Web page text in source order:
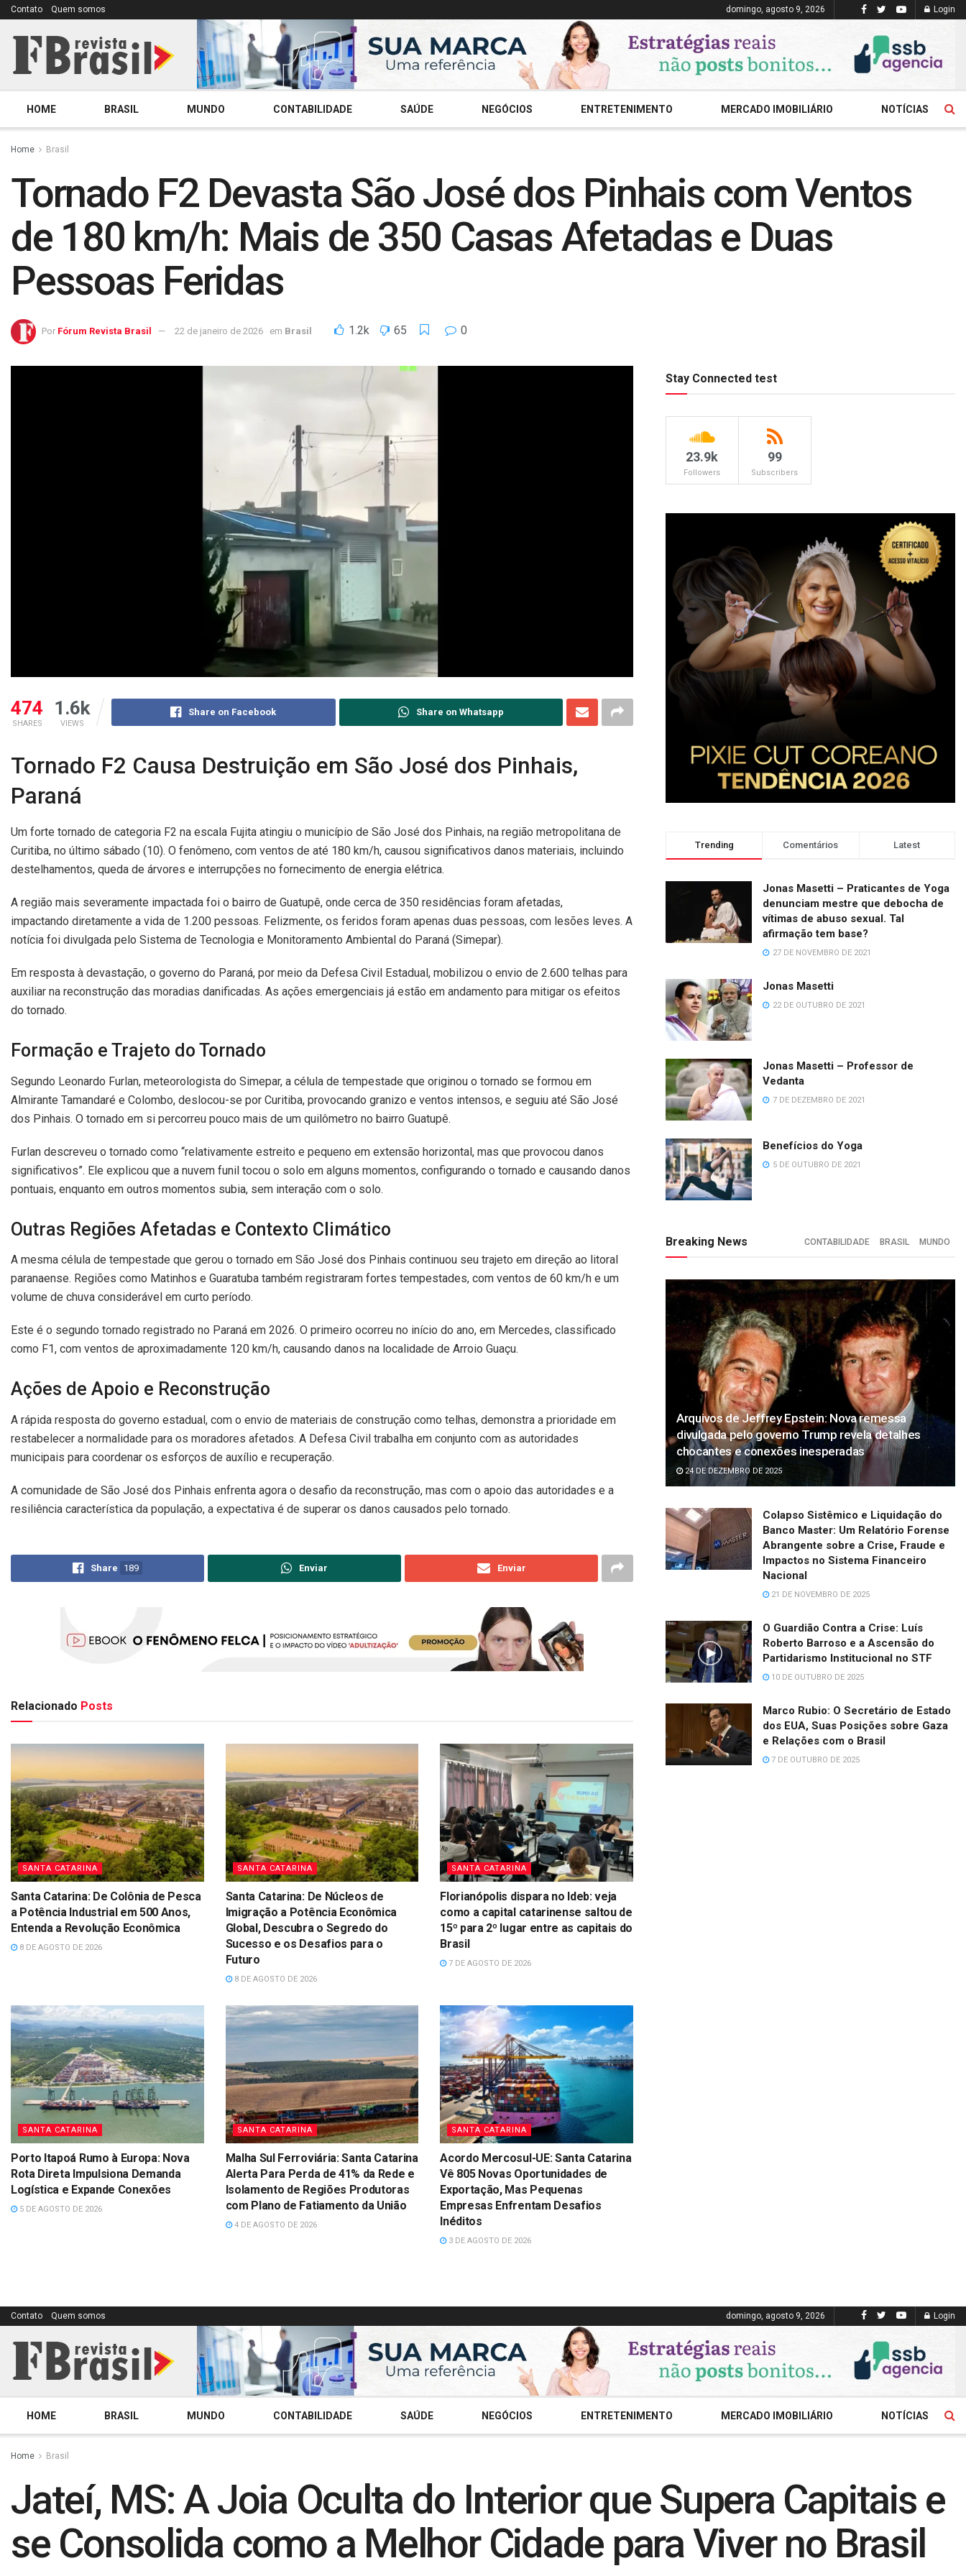
Contato Quem somos domingo, agosto 9, 2026 Login
HOME BRASIL MUNDO CONTABILIDADE SAÚDE NEGÓCIOS ENTRETENIMENTO MERCADO IMOBILIÁRIO NOTÍCIAS
Home Brasil
Tornado F2 Devasta São José dos Pinhais com Ventos
de 180 km/h: Mais de 350 Casas Afetadas e Duas
Pessoas Feridas
Por Fórum Revista Brasil 22 de janeiro de 2026 em Brasil 1.2k 65 0
474
SHARES
1.6k
VIEWS
Share on Facebook Share on Whatsapp
Tornado F2 Causa Destruição em São José dos Pinhais,
Paraná
Um forte tornado de categoria F2 na escala Fujita atingiu o município de São José dos Pinhais, na região metropolitana de
Curitiba, no último sábado (10). O fenômeno, com ventos de até 180 km/h, causou significativos danos materiais, incluindo
destelhamentos, queda de árvores e interrupções no fornecimento de energia elétrica.
A região mais severamente impactada foi o bairro de Guatupê, onde cerca de 350 residências foram afetadas,
impactando diretamente a vida de 1.200 pessoas. Felizmente, os feridos foram apenas duas pessoas, com lesões leves. A
notícia foi divulgada pelo Sistema de Tecnologia e Monitoramento Ambiental do Paraná (Simepar).
Em resposta à devastação, o governo do Paraná, por meio da Defesa Civil Estadual, mobilizou o envio de 2.600 telhas para
auxiliar na reconstrução das moradias danificadas. As ações emergenciais já estão em andamento para mitigar os efeitos
do tornado.
Formação e Trajeto do Tornado
Segundo Leonardo Furlan, meteorologista do Simepar, a célula de tempestade que originou o tornado se formou em
Almirante Tamandaré e Colombo, deslocou-se por Curitiba, provocando granizo e ventos intensos, e seguiu até São José
dos Pinhais. O tornado em si percorreu pouco mais de um quilômetro no bairro Guatupê.
Furlan descreveu o tornado como “relativamente estreito e pequeno em extensão horizontal, mas que provocou danos
significativos”. Ele explicou que a nuvem funil tocou o solo em alguns momentos, configurando o tornado e causando danos
pontuais, enquanto em outros momentos subia, sem interação com o solo.
Outras Regiões Afetadas e Contexto Climático
A mesma célula de tempestade que gerou o tornado em São José dos Pinhais continuou seu trajeto em direção ao litoral
paranaense. Regiões como Matinhos e Guaratuba também registraram fortes tempestades, com ventos de 60 km/h e um
volume de chuva considerável em curto período.
Este é o segundo tornado registrado no Paraná em 2026. O primeiro ocorreu no início do ano, em Mercedes, classificado
como F1, com ventos de aproximadamente 120 km/h, causando danos na localidade de Arroio Guaçu.
Ações de Apoio e Reconstrução
A rápida resposta do governo estadual, com o envio de materiais de construção como telhas, demonstra a prioridade em
restabelecer a normalidade para os moradores afetados. A Defesa Civil trabalha em conjunto com as autoridades
municipais para coordenar os esforços de auxílio e recuperação.
A comunidade de São José dos Pinhais enfrenta agora o desafio da reconstrução, mas com o apoio das autoridades e a
resiliência característica da população, a expectativa é de superar os danos causados pelo tornado.
Share 189 Enviar Enviar
Relacionado Posts
SANTA CATARINA
Santa Catarina: De Colônia de Pesca
a Potência Industrial em 500 Anos,
Entenda a Revolução Econômica
8 DE AGOSTO DE 2026
SANTA CATARINA
Santa Catarina: De Núcleos de
Imigração a Potência Econômica
Global, Descubra o Segredo do
Sucesso e os Desafios para o
Futuro
8 DE AGOSTO DE 2026
SANTA CATARINA
Florianópolis dispara no Ideb: veja
como a capital catarinense saltou de
15º para 2º lugar entre as capitais do
Brasil
7 DE AGOSTO DE 2026
SANTA CATARINA
Porto Itapoá Rumo à Europa: Nova
Rota Direta Impulsiona Demanda
Logística e Expande Conexões
5 DE AGOSTO DE 2026
SANTA CATARINA
Malha Sul Ferroviária: Santa Catarina
Alerta Para Perda de 41% da Rede e
Isolamento de Regiões Produtoras
com Plano de Fatiamento da União
4 DE AGOSTO DE 2026
SANTA CATARINA
Acordo Mercosul-UE: Santa Catarina
Vê 805 Novas Oportunidades de
Exportação, Mas Pequenas
Empresas Enfrentam Desafios
Inéditos
3 DE AGOSTO DE 2026
Stay Connected test
23.9k
Followers
99
Subscribers
Trending Comentários Latest
Jonas Masetti – Praticantes de Yoga
denunciam mestre que debocha de
vítimas de abuso sexual. Tal
afirmação tem base?
27 DE NOVEMBRO DE 2021
Jonas Masetti
22 DE OUTUBRO DE 2021
Jonas Masetti – Professor de
Vedanta
7 DE DEZEMBRO DE 2021
Benefícios do Yoga
5 DE OUTUBRO DE 2021
Breaking News CONTABILIDADE BRASIL MUNDO
Arquivos de Jeffrey Epstein: Nova remessa
divulgada pelo governo Trump revela detalhes
chocantes e conexões inesperadas
24 DE DEZEMBRO DE 2025
Colapso Sistêmico e Liquidação do
Banco Master: Um Relatório Forense
Abrangente sobre a Crise, Fraude e
Impactos no Sistema Financeiro
Nacional
21 DE NOVEMBRO DE 2025
O Guardião Contra a Crise: Luís
Roberto Barroso e a Ascensão do
Partidarismo Institucional no STF
10 DE OUTUBRO DE 2025
Marco Rubio: O Secretário de Estado
dos EUA, Suas Posições sobre Gaza
e Relações com o Brasil
7 DE OUTUBRO DE 2025
Contato Quem somos domingo, agosto 9, 2026 Login
HOME BRASIL MUNDO CONTABILIDADE SAÚDE NEGÓCIOS ENTRETENIMENTO MERCADO IMOBILIÁRIO NOTÍCIAS
Home Brasil
Jateí, MS: A Joia Oculta do Interior que Supera Capitais e
se Consolida como a Melhor Cidade para Viver no Brasil